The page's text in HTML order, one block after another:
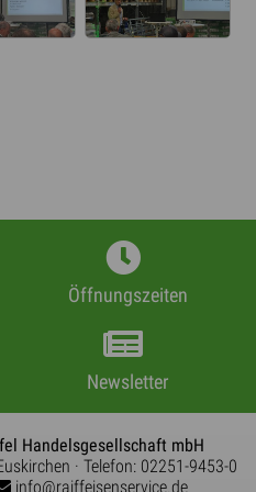
Öffnungszeiten
Newsletter
Handelsgesellschaft mbH
· Telefon: 02251-9453-0
info@raiffeisenservice.de